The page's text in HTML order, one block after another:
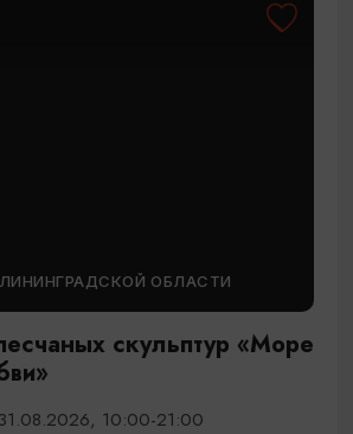
ОБЛАСТИ
скульптур «Море
10:00-21:00